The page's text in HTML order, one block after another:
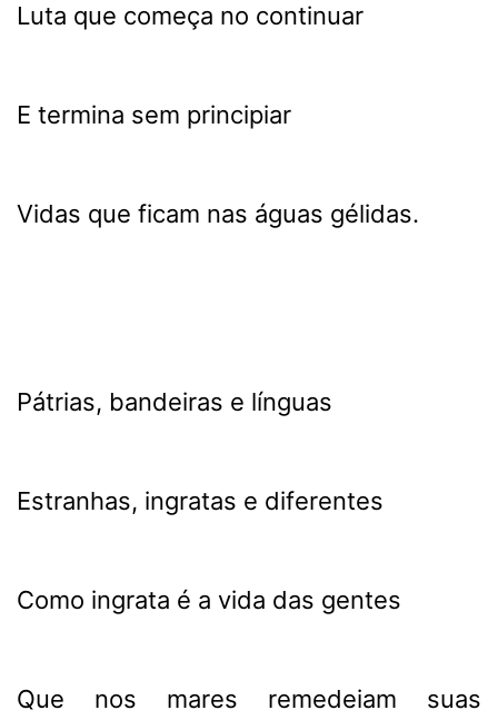
Luta que começa no continuar
E termina sem principiar
Vidas que ficam nas águas gélidas.
Pátrias, bandeiras e línguas
Estranhas, ingratas e diferentes
Como ingrata é a vida das gentes
Que nos mares remedeiam suas